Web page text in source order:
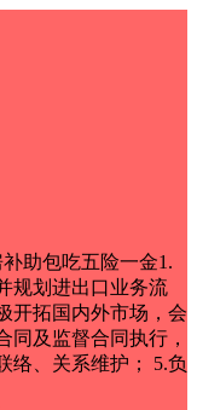
助包吃五险一金1.
规划进出口业务流
开拓国内外市场，会
同及监督合同执行，
络、关系维护； 5.负